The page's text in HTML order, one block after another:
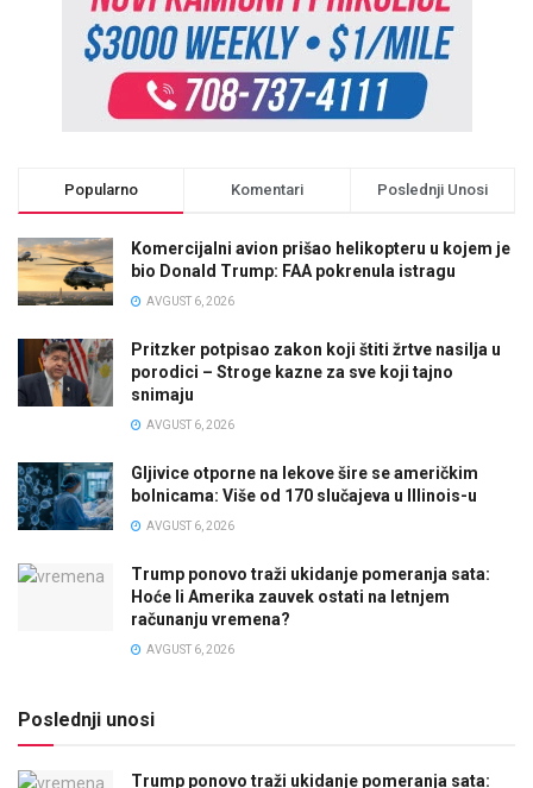
Popularno Komentari Poslednji Unosi
Komercijalni avion prišao helikopteru u kojem je
bio Donald Trump: FAA pokrenula istragu
AVGUST 6, 2026
Pritzker potpisao zakon koji štiti žrtve nasilja u
porodici – Stroge kazne za sve koji tajno
snimaju
AVGUST 6, 2026
Gljivice otporne na lekove šire se američkim
bolnicama: Više od 170 slučajeva u Illinois-u
AVGUST 6, 2026
Trump ponovo traži ukidanje pomeranja sata:
Hoće li Amerika zauvek ostati na letnjem
računanju vremena?
AVGUST 6, 2026
Poslednji unosi
Trump ponovo traži ukidanje pomeranja sata: